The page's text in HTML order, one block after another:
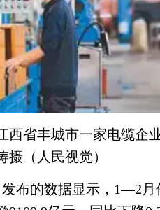
西省丰城市一家电缆企
摄（人民视觉）
发布的数据显示，1—2